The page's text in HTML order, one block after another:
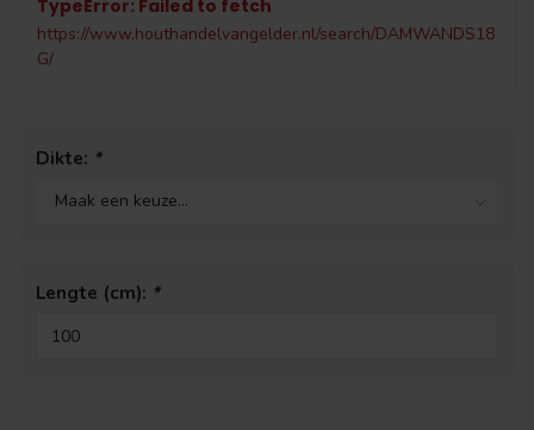
TypeError: Failed to fetch
https://www.houthandelvangelder.nl/search/DAMWANDS18
G/
Dikte: *
Lengte (cm): *